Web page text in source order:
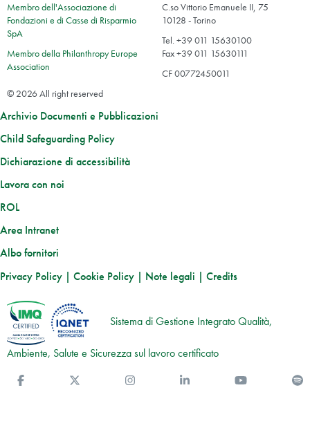
Membro dell'Associazione di
Fondazioni e di Casse di Risparmio
SpA
Membro della Philanthropy Europe
Association
C.so Vittorio Emanuele II, 75
10128 - Torino
Tel. +39 011 15630100
Fax +39 011 15630111
CF 00772450011
© 2026 All right reserved
Archivio Documenti e Pubblicazioni
Child Safeguarding Policy
Dichiarazione di accessibilità
Lavora con noi
ROL
Area Intranet
Albo fornitori
Privacy Policy | Cookie Policy | Note legali | Credits
Sistema di Gestione Integrato Qualità,
Ambiente, Salute e Sicurezza sul lavoro certificato
You Tube